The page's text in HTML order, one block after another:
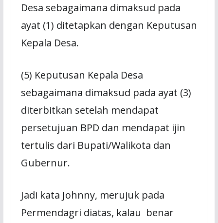
Desa sebagaimana dimaksud pada
ayat (1) ditetapkan dengan Keputusan
Kepala Desa.
(5) Keputusan Kepala Desa
sebagaimana dimaksud pada ayat (3)
diterbitkan setelah mendapat
persetujuan BPD dan mendapat ijin
tertulis dari Bupati/Walikota dan
Gubernur.
Jadi kata Johnny, merujuk pada
Permendagri diatas, kalau benar